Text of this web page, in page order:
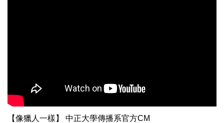
【像獵人一樣】 中正大學傳播系官方CM